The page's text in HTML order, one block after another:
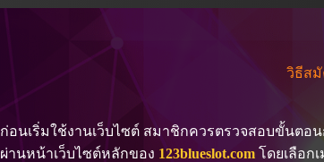
วิธีส
ก่อนเริ่มใช้งานเว็บไซต์ สมาชิกควรตรวจสอบขั้นต
ผ่านหน้าเว็บไซต์หลักของ 123blueslot.com โดยเลือก